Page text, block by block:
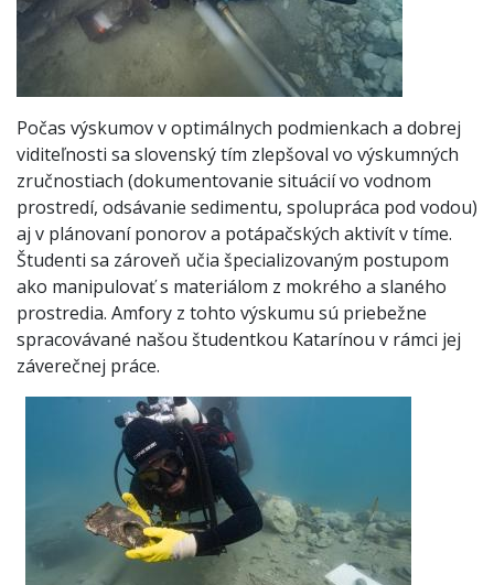
Počas výskumov v optimálnych podmienkach a dobrej
viditeľnosti sa slovenský tím zlepšoval vo výskumných
zručnostiach (dokumentovanie situácií vo vodnom
prostredí, odsávanie sedimentu, spolupráca pod vodou)
aj v plánovaní ponorov a potápačských aktivít v tíme.
Študenti sa zároveň učia špecializovaným postupom
ako manipulovať s materiálom z mokrého a slaného
prostredia. Amfory z tohto výskumu sú priebežne
spracovávané našou študentkou Katarínou v rámci jej
záverečnej práce.